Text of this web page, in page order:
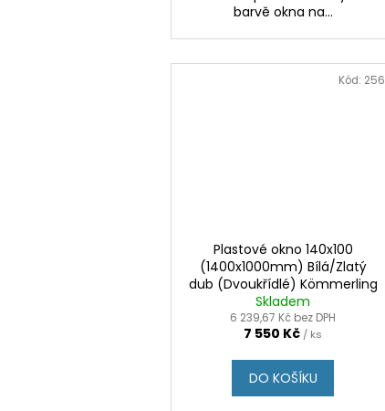
barvě okna na...
Plastové okno 140x100
(1400x1000mm) Bílá/Zlatý
dub (Dvoukřídlé) Kömmerling
70 AD
Skladem
6 239,67 Kč bez DPH
7 550 Kč / ks
DO KOŠÍKU
Kód: 256